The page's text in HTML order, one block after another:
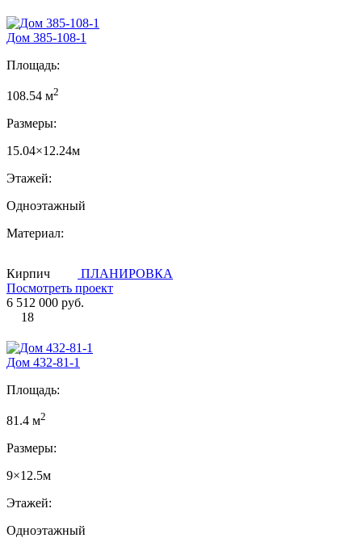
Дом 385-108-1
Площадь:
108.54 м2
Размеры:
15.04×12.24м
Этажей:
Одноэтажный
Материал:
Кирпич
ПЛАНИРОВКА
Посмотреть проект
6 512 000 руб.
18
Дом 432-81-1
Площадь:
81.4 м2
Размеры:
9×12.5м
Этажей:
Одноэтажный